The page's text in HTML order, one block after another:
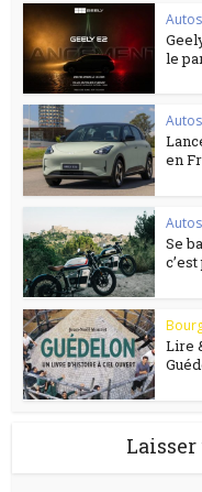
le
en
Se
Lire